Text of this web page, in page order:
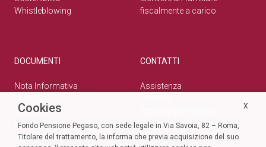
Whistleblowing
fiscalmente a carico
DOCUMENTI
Nota Informativa
Normativa
Bilanci
Modulistica
CONTATTI
Assistenza
Privacy e cookie policy
X
Cookies
Fondo Pensione Pegaso, con sede legale in Via Savoia, 82 – Roma,
Titolare del trattamento, la informa che previa acquisizione del suo